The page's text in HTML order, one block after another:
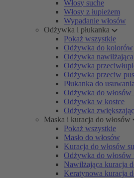
Włosy suche
Włosy z łupieżem
Wypadanie włosów
Odżywka i płukanka
Pokaż wszystkie
Odżywka do kolorów
Odżywka nawilżająca
Odżywka
Odżywka przeciw
Płukanka do
Odżywka do włosów
Odżywka w kostce
Odżywka
Maska i kuracja do włosów
Pokaż wszystkie
Masło do włosów
Kuracja do włosów
Odżywka do włosów
Nawilżająca kuracja
Keratynowa kuracja